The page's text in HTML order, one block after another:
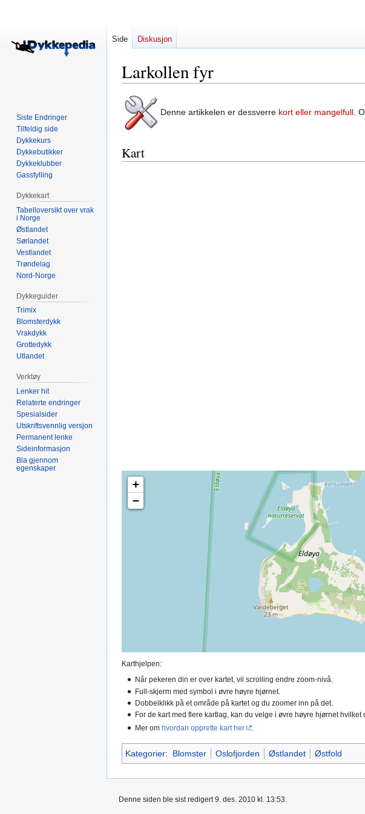
Larkollen fyr
Hopp
til
navigering
Hopp
til
søk
Denne artikkelen er dessverre kort eller mangelfull .
Kart
+
−
Karthjelpen:
Når pekeren din er over kartet, vil scrolling endre zoom-nivå.
Full-skjerm med symbol i øvre høyre hjørnet.
Dobbelklikk på et område på kartet og du zoomer inn på det.
For de kart med flere kartlag, kan du velge i øvre høyre hjørnet hvilket
Mer om hvordan opprette kart her
Kategorier: Blomster Oslofjorden Østlandet Østfold
Side Diskusjon
Siste Endringer
Tilfeldig side
Dykkekurs
Dykkebutikker
Dykkeklubber
Gassfylling
Dykkekart
Tabelloversikt over vrak
i Norge
Østlandet
Sørlandet
Vestlandet
Trøndelag
Nord-Norge
Dykkeguider
Trimix
Blomsterdykk
Vrakdykk
Grottedykk
Utlandet
Verktøy
Lenker hit
Relaterte endringer
Spesialsider
Utskriftsvennlig versjon
Permanent lenke
Sideinformasjon
Bla gjennom
egenskaper
Denne siden ble sist redigert 9. des. 2010 kl. 13:53.